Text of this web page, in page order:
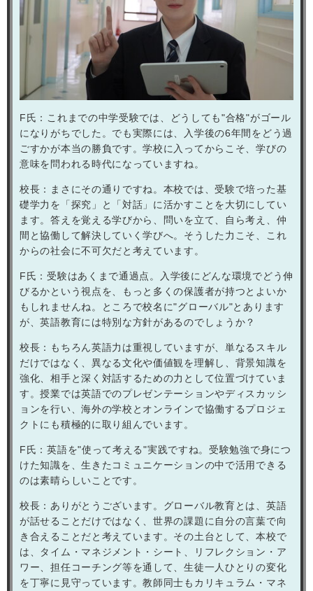
F氏：これまでの中学受験では、どうしても"合格"がゴール
になりがちでした。でも実際には、入学後の6年間をどう過
ごすかが本当の勝負です。学校に入ってからこそ、学びの
意味を問われる時代になっていますね。
校長：まさにその通りですね。本校では、受験で培った基
礎学力を「探究」と「対話」に活かすことを大切にしてい
ます。答えを覚える学びから、問いを立て、自ら考え、仲
間と協働して解決していく学びへ。そうした力こそ、これ
からの社会に不可欠だと考えています。
F氏：受験はあくまで通過点。入学後にどんな環境でどう伸
びるかという視点を、もっと多くの保護者が持つとよいか
もしれませんね。ところで校名に"グローバル"とあります
が、英語教育には特別な方針があるのでしょうか？
校長：もちろん英語力は重視していますが、単なるスキル
だけではなく、異なる文化や価値観を理解し、背景知識を
強化、相手と深く対話するための力として位置づけていま
す。授業では英語でのプレゼンテーションやディスカッシ
ョンを行い、海外の学校とオンラインで協働するプロジェ
クトにも積極的に取り組んでいます。
F氏：英語を"使って考える"実践ですね。受験勉強で身につ
けた知識を、生きたコミュニケーションの中で活用できる
のは素晴らしいことです。
校長：ありがとうございます。グローバル教育とは、英語
が話せることだけではなく、世界の課題に自分の言葉で向
き合えることだと考えています。その土台として、本校で
は、タイム・マネジメント・シート、リフレクション・ア
ワー、担任コーチング等を通して、生徒一人ひとりの変化
を丁寧に見守っています。教師同士もカリキュラム・マネ